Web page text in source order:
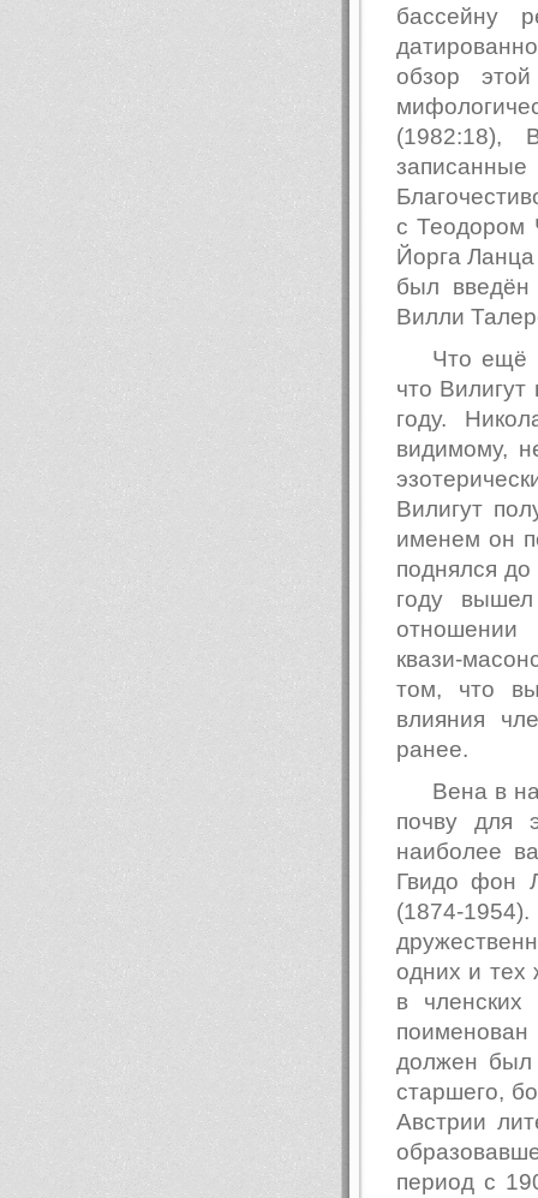
бассейну
обзор
(1982:18),
с Теодором
Йорга
был введён
Вилли
Что ещё
что
году.
видимому,
Вилигут
именем он
поднялся
году
отношении
квази-
том, что
влияния
ранее.
Вена в
почву для
наиболее
Гвидо фон
(1874-
одних и тех
в
должен был
старшего,
Австрии
период с